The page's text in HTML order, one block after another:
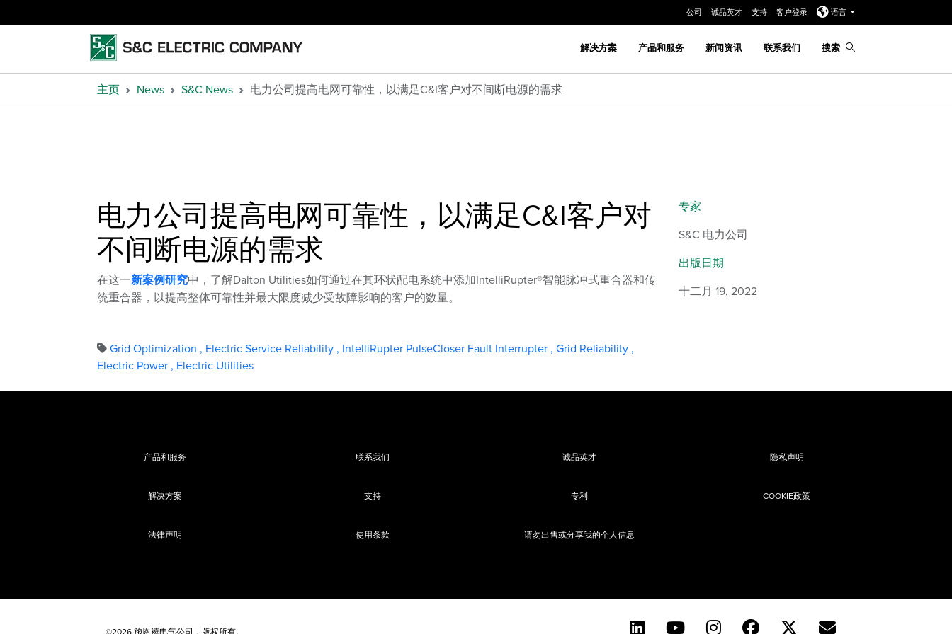
公司 诚品英才 支持 客户登录 语言
解决方案 产品和服务 新闻资讯 联系我们 搜索
主页 News S&C News 电力公司提高电网可靠性，以满足C&I客户对不间断电源的需求
电力公司提高电网可靠性，以满足C&I客户对
不间断电源的需求
在这一新案例研究中，了解Dalton Utilities如何通过在其环状配电系统中添加IntelliRupter®智能脉冲式重合器和传
统重合器，以提高整体可靠性并最大限度减少受故障影响的客户的数量。
Grid Optimization , Electric Service Reliability , IntelliRupter PulseCloser Fault Interrupter , Grid Reliability ,
Electric Power , Electric Utilities
专家
S&C 电力公司
出版日期
十二月 19, 2022
产品和服务
解决方案
联系我们
支持
诚品英才
专利
隐私声明
COOKIE政策
法律声明 使用条款 请勿出售或分享我的个人信息
©2026 施恩禧电气公司，版权所有。